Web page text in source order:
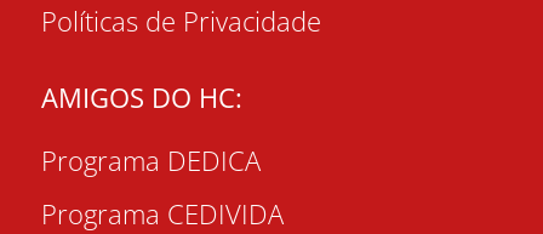
Políticas de Privacidade
AMIGOS DO HC:
Programa DEDICA
Programa CEDIVIDA